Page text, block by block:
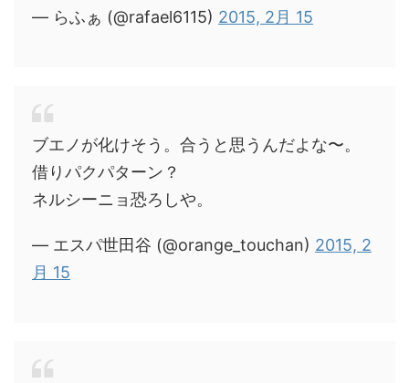
— らふぁ (@rafael6115) 2015, 2月 15
ブエノが化けそう。合うと思うんだよな〜。
借りパクパターン？
ネルシーニョ恐ろしや。
— エスパ世田谷 (@orange_touchan) 2015, 2
月 15